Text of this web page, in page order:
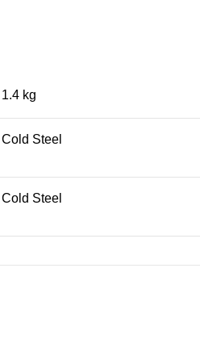
1.4 kg
Cold Steel
Cold Steel